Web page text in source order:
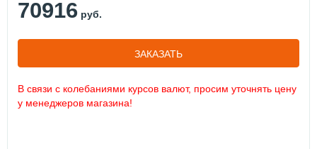
70916 руб.
ЗАКАЗАТЬ
В связи с колебаниями курсов валют, просим уточнять цену
у менеджеров магазина!